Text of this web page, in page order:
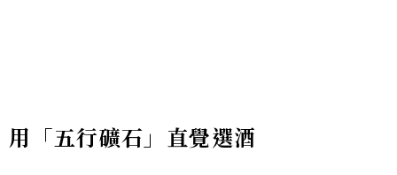
用「五行礦石」直覺選酒